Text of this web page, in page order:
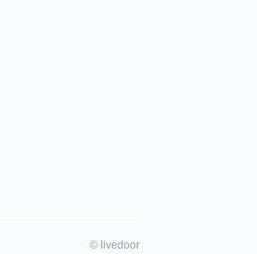
© livedoor